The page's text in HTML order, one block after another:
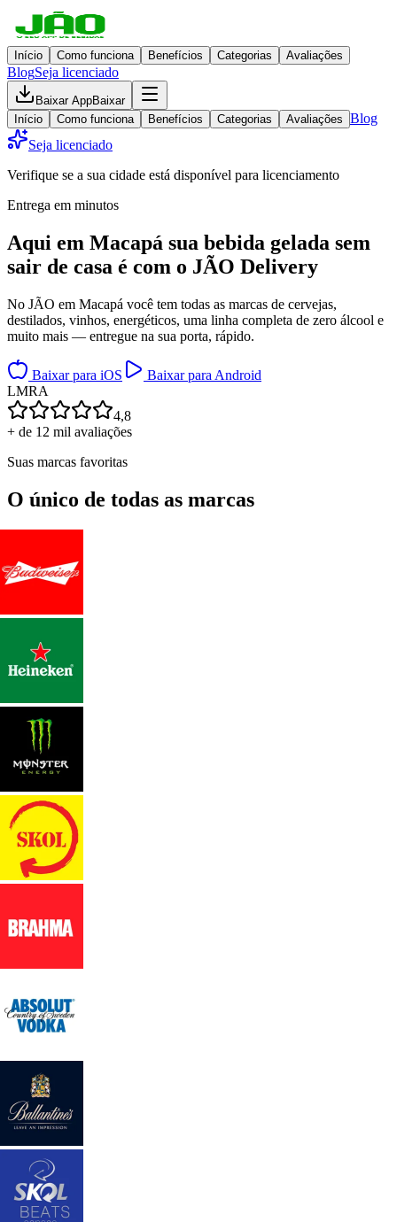
Início Como funciona Benefícios Categorias Avaliações
BlogSeja licenciado
Baixar AppBaixar
Início
Como funciona Benefícios Categorias Avaliações Blog
Seja licenciado
Verifique se a sua cidade está disponível para licenciamento
Entrega em minutos
Aqui em Macapá sua bebida gelada sem
sair de casa é com o JÃO Delivery
No JÃO em Macapá você tem todas as marcas de cervejas,
destilados, vinhos, energéticos, uma linha completa de zero álcool e
muito mais — entregue na sua porta, rápido.
Baixar para iOS
Baixar para Android
LMRA
4,8
+ de 12 mil avaliações
Suas marcas favoritas
O único de todas as marcas